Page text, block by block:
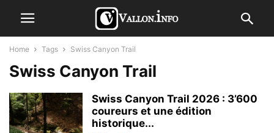
Home Tags Swiss Canyon Trail
Swiss Canyon Trail
Swiss Canyon Trail 2026 : 3’600
coureurs et une édition
historique...